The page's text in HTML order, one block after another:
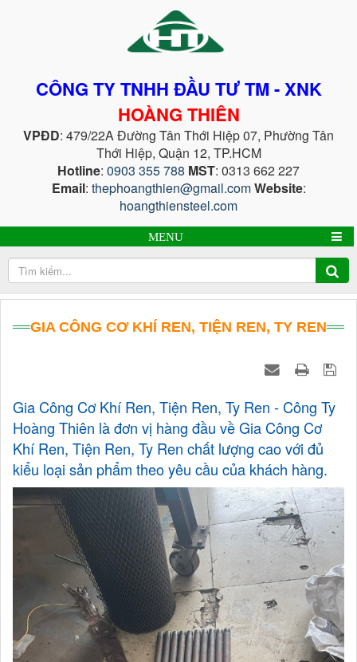
CÔNG TY TNHH ĐẦU TƯ TM - XNK
HOÀNG THIÊN
VPĐD: 479/22A Đường Tân Thới Hiệp 07, Phường Tân
Thới Hiệp, Quận 12, TP.HCM
Hotline: 0903 355 788 MST: 0313 662 227
Email: thephoangthien@gmail.comWebsite:
hoangthiensteel.com
MENU
GIA CÔNG CƠ KHÍ REN, TIỆN REN, TY REN
Gia Công Cơ Khí Ren, Tiện Ren, Ty Ren - Công Ty
Hoàng Thiên là đơn vị hàng đầu về Gia Công Cơ
Khí Ren, Tiện Ren, Ty Ren chất lượng cao với đủ
kiểu loại sản phẩm theo yêu cầu của khách hàng.